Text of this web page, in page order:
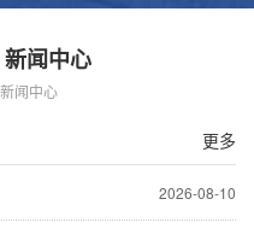
闻中心
闻中心
更多
2026-08-10